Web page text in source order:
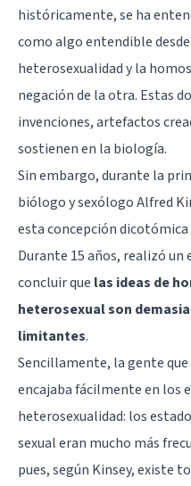
históricamente, se ha
como algo entendible
heterosexualidad y la
negación de la otra. Estas
invenciones, artefactos
sostienen en la biología.
Sin embargo, durante la
biólogo y sexólogo Alfred
esta concepción dicotómica
Durante 15 años, realizó un
concluir que las ideas de
heterosexual son
limitantes.
Sencillamente, la gente
encajaba fácilmente en los
heterosexualidad: los
sexual eran mucho más
pues, según Kinsey, existe